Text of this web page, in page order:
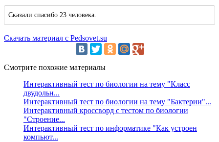
Сказали спасибо 23 человека.
Скачать материал с Pedsovet.su
Смотрите похожие материалы
Интерактивный тест по биологии на тему "Класс
двудольн...
Интерактивный тест по биологии на тему "Бактерии"...
Интерактивный кроссворд с тестом по биологии
"Строение...
Интерактивный тест по информатике "Как устроен
компьют...